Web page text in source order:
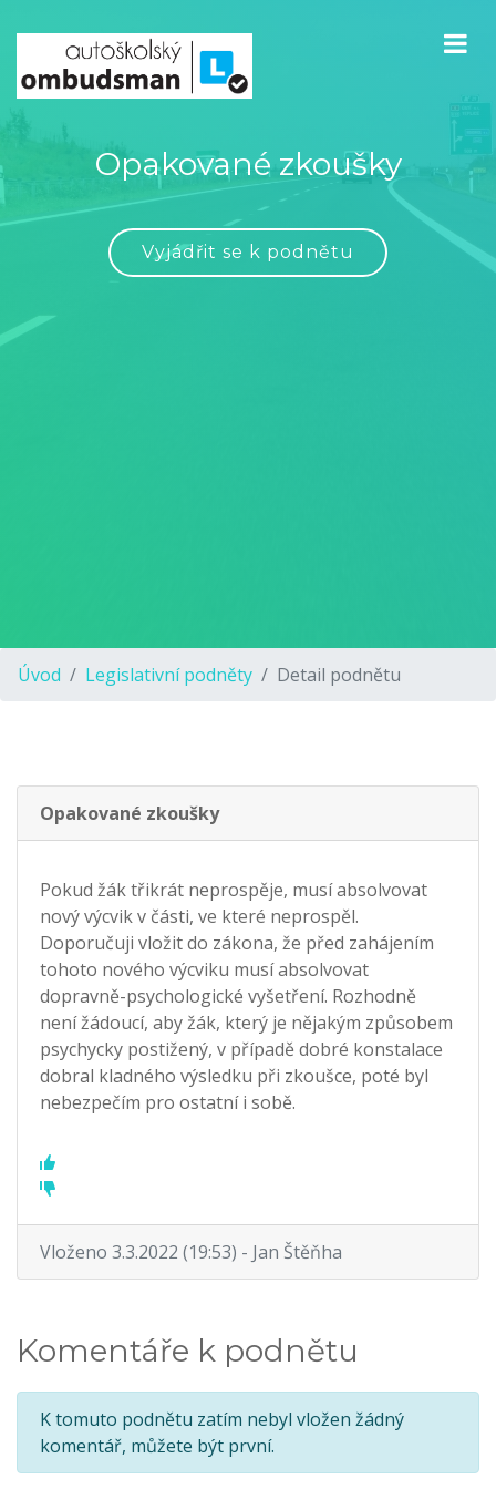
Opakované zkoušky
Vyjádřit se k podnětu
Úvod Legislativní podněty Detail podnětu
Opakované zkoušky
Pokud žák třikrát neprospěje, musí absolvovat
nový výcvik v části, ve které neprospěl.
Doporučuji vložit do zákona, že před zahájením
tohoto nového výcviku musí absolvovat
dopravně-psychologické vyšetření. Rozhodně
není žádoucí, aby žák, který je nějakým způsobem
psychycky postižený, v případě dobré konstalace
dobral kladného výsledku při zkoušce, poté byl
nebezpečím pro ostatní i sobě.
Vloženo 3.3.2022 (19:53) - Jan Štěňha
Komentáře k podnětu
K tomuto podnětu zatím nebyl vložen žádný
komentář, můžete být první.